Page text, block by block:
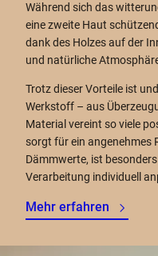
Während sich das
eine zweite Haut
dank des Holzes auf der
und natürliche
Trotz dieser Vorteile ist
Werkstoff – aus
Material vereint so viele
sorgt für ein angenehmes
Dämmwerte, ist
Verarbeitung individuell
Mehr erfahren